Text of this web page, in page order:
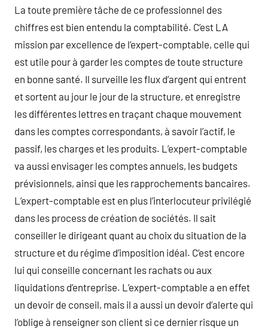
La toute première tâche de ce professionnel des
chiffres est bien entendu la comptabilité. C’est LA
mission par excellence de l’expert-comptable, celle qui
est utile pour à garder les comptes de toute structure
en bonne santé. Il surveille les flux d’argent qui entrent
et sortent au jour le jour de la structure, et enregistre
les différentes lettres en traçant chaque mouvement
dans les comptes correspondants, à savoir l’actif, le
passif, les charges et les produits. L’expert-comptable
va aussi envisager les comptes annuels, les budgets
prévisionnels, ainsi que les rapprochements bancaires.
L’expert-comptable est en plus l’interlocuteur privilégié
dans les process de création de sociétés. Il sait
conseiller le dirigeant quant au choix du situation de la
structure et du régime d’imposition idéal. C’est encore
lui qui conseille concernant les rachats ou aux
liquidations d’entreprise. L’expert-comptable a en effet
un devoir de conseil, mais il a aussi un devoir d’alerte qui
l’oblige à renseigner son client si ce dernier risque un